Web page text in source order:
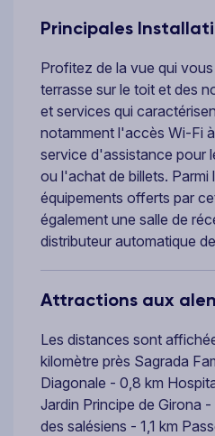
Principales
Profitez de la vue qui
terrasse sur le toit et des
et services qui
notamment l'accès Wi-Fi
service d'assistance pour
ou l'achat de billets. Parmi
équipements offerts par
également une salle de
distributeur automatique
Attractions aux
Les distances sont
kilomètre près Sagrada
Diagonale - 0,8 km
Jardin Principe de Girona
des salésiens - 1,1 km